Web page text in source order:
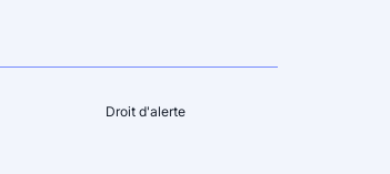
Droit d'alerte